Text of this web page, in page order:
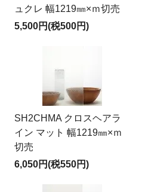
ュクレ 幅1219㎜×ｍ切売
5,500円(税500円)
SH2CHMA クロスヘアラ
イン マット 幅1219㎜×ｍ
切売
6,050円(税550円)